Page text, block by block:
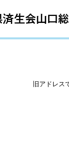
旧アドレス